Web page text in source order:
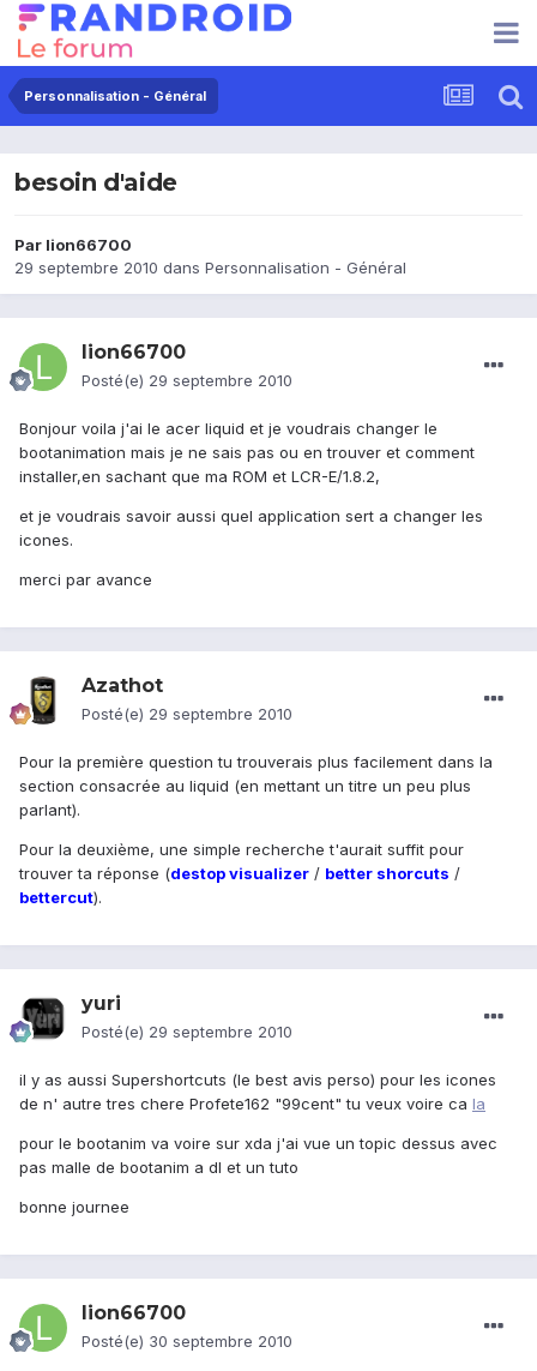
Personnalisation - Général
besoin d'aide
Par lion66700
29 septembre 2010 dans Personnalisation - Général
lion66700
Posté(e) 29 septembre 2010
Bonjour voila j'ai le acer liquid et je voudrais changer le
bootanimation mais je ne sais pas ou en trouver et comment
installer,en sachant que ma ROM et LCR-E/1.8.2,
et je voudrais savoir aussi quel application sert a changer les
icones.
merci par avance
Azathot
Posté(e) 29 septembre 2010
Pour la première question tu trouverais plus facilement dans la
section consacrée au liquid (en mettant un titre un peu plus
parlant).
Pour la deuxième, une simple recherche t'aurait suffit pour
trouver ta réponse (destop visualizer / better shorcuts /
bettercut).
yuri
Posté(e) 29 septembre 2010
il y as aussi Supershortcuts (le best avis perso) pour les icones
de n' autre tres chere Profete162 "99cent" tu veux voire ca la
pour le bootanim va voire sur xda j'ai vue un topic dessus avec
pas malle de bootanim a dl et un tuto
bonne journee
lion66700
Posté(e) 30 septembre 2010